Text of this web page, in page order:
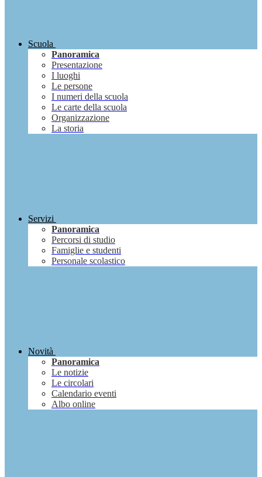
Scuola
Panoramica
Presentazione
I luoghi
Le persone
I numeri della scuola
Le carte della scuola
Organizzazione
La storia
Servizi
Panoramica
Percorsi di studio
Famiglie e studenti
Personale scolastico
Novità
Panoramica
Le notizie
Le circolari
Calendario eventi
Albo online